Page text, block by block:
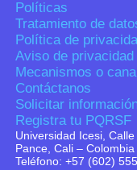
Universidad Icesi,
Pance, Cali – Colombia
Teléfono: +57 (602)
Políticas
Tratamiento de
Política de
Aviso de privacidad
Mecanismos o
Contáctanos
Solicitar
Registra tu PQRSF